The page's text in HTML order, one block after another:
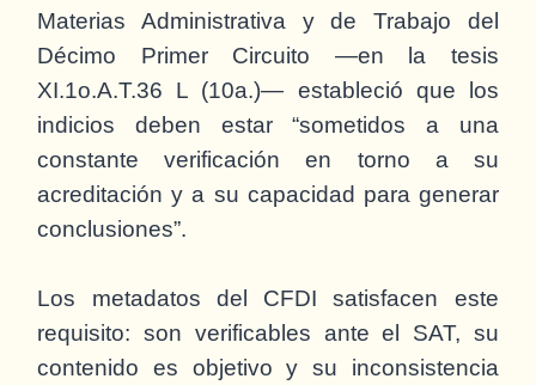
Materias Administrativa y de Trabajo del
Décimo Primer Circuito —en la tesis
XI.1o.A.T.36 L (10a.)— estableció que los
indicios deben estar “sometidos a una
constante verificación en torno a su
acreditación y a su capacidad para generar
conclusiones”.
Los metadatos del CFDI satisfacen este
requisito: son verificables ante el SAT, su
contenido es objetivo y su inconsistencia